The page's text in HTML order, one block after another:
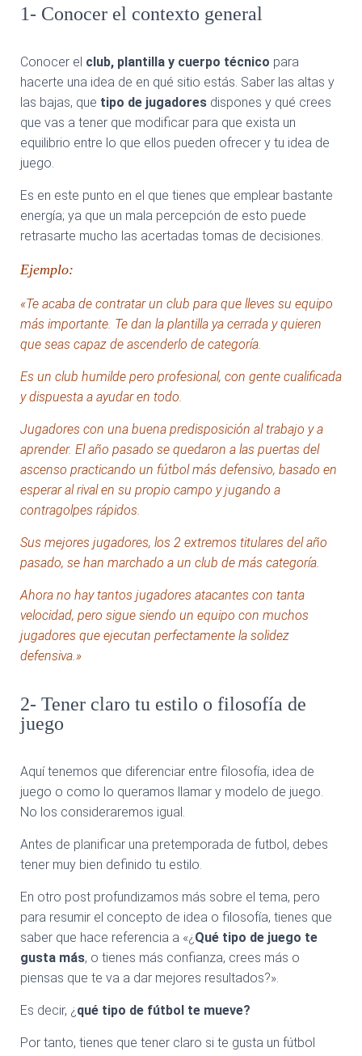
1- Conocer el contexto general
Conocer el club, plantilla y cuerpo técnico para
hacerte una idea de en qué sitio estás. Saber las altas y
las bajas, que tipo de jugadores dispones y qué crees
que vas a tener que modificar para que exista un
equilibrio entre lo que ellos pueden ofrecer y tu idea de
juego.
Es en este punto en el que tienes que emplear bastante
energía; ya que un mala percepción de esto puede
retrasarte mucho las acertadas tomas de decisiones.
Ejemplo:
«Te acaba de contratar un club para que lleves su equipo
más importante. Te dan la plantilla ya cerrada y quieren
que seas capaz de ascenderlo de categoría.
Es un club humilde pero profesional, con gente cualificada
y dispuesta a ayudar en todo.
Jugadores con una buena predisposición al trabajo y a
aprender. El año pasado se quedaron a las puertas del
ascenso practicando un fútbol más defensivo, basado en
esperar al rival en su propio campo y jugando a
contragolpes rápidos.
Sus mejores jugadores, los 2 extremos titulares del año
pasado, se han marchado a un club de más categoría.
Ahora no hay tantos jugadores atacantes con tanta
velocidad, pero sigue siendo un equipo con muchos
jugadores que ejecutan perfectamente la solidez
defensiva.»
2- Tener claro tu estilo o filosofía de
juego
Aquí tenemos que diferenciar entre filosofía, idea de
juego o como lo queramos llamar y modelo de juego.
No los consideraremos igual.
Antes de planificar una pretemporada de futbol, debes
tener muy bien definido tu estilo.
En otro post profundizamos más sobre el tema, pero
para resumir el concepto de idea o filosofía, tienes que
saber que hace referencia a «¿ Qué tipo de juego te
gusta más, o tienes más confianza, crees más o
piensas que te va a dar mejores resultados?».
Es decir, ¿ qué tipo de fútbol te mueve?
Por tanto, tienes que tener claro si te gusta un fútbol